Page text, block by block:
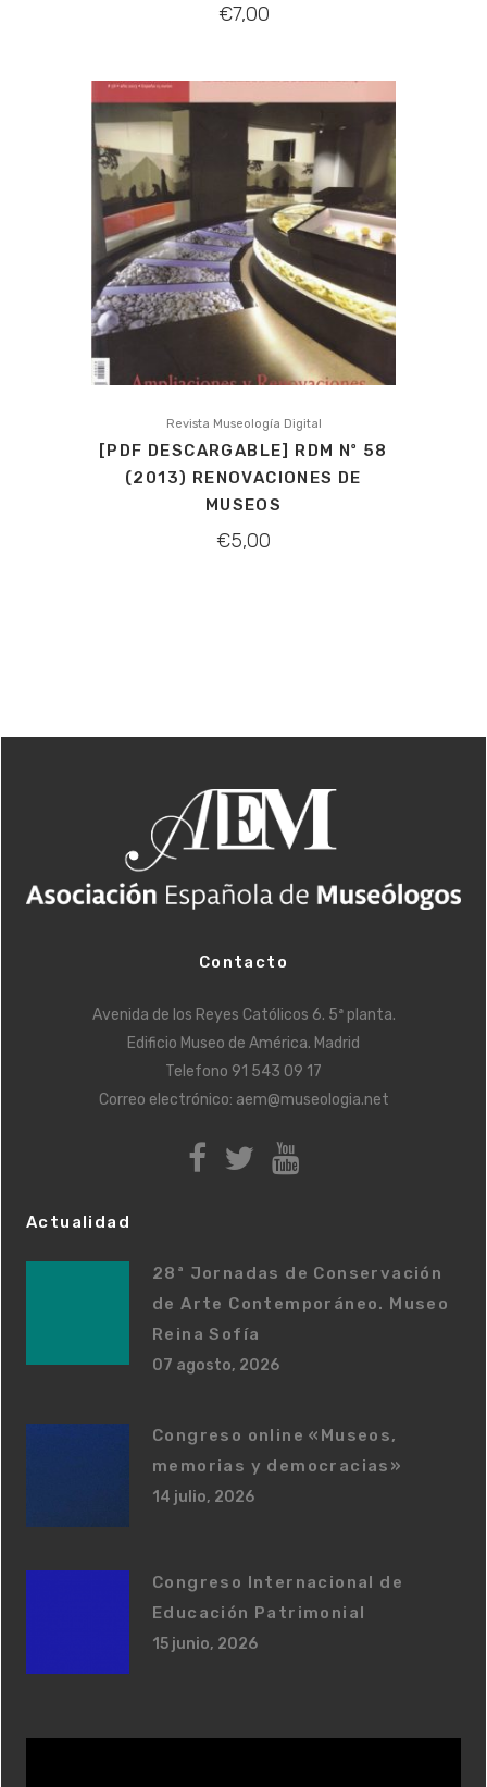
€7,00
Revista Museología Digital
[PDF DESCARGABLE] RDM Nº 58
(2013) RENOVACIONES DE
MUSEOS
€5,00
Contacto
Avenida de los Reyes Católicos 6. 5ª planta.
Edificio Museo de América. Madrid
Telefono 91 543 09 17
Correo electrónico: aem@museologia.net
Actualidad
28ª Jornadas de Conservación
de Arte Contemporáneo. Museo
Reina Sofía
07 agosto, 2026
Congreso online «Museos,
memorias y democracias»
14 julio, 2026
Congreso Internacional de
Educación Patrimonial
15 junio, 2026